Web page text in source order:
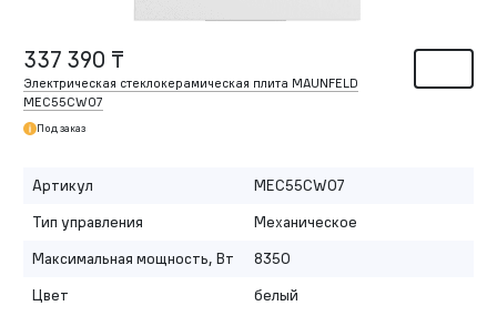
337 390 ₸
Электрическая стеклокерамическая плита MAUNFELD
MEC55CW07
Под заказ
Артикул
MEC55CW07
Тип управления
Механическое
Максимальная мощность, Вт
8350
Цвет
белый